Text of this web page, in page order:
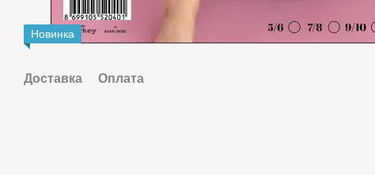
Новинка
Доставка Оплата